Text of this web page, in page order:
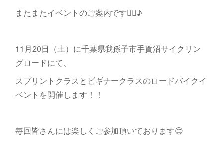
またまたイベントのご案内です🚴‍♂️♪
11月20日（土）に千葉県我孫子市手賀沼サイクリン
グロードにて、
スプリントクラスとビギナークラスのロードバイクイ
ベントを開催します！！
毎回皆さんには楽しくご参加頂いております😊